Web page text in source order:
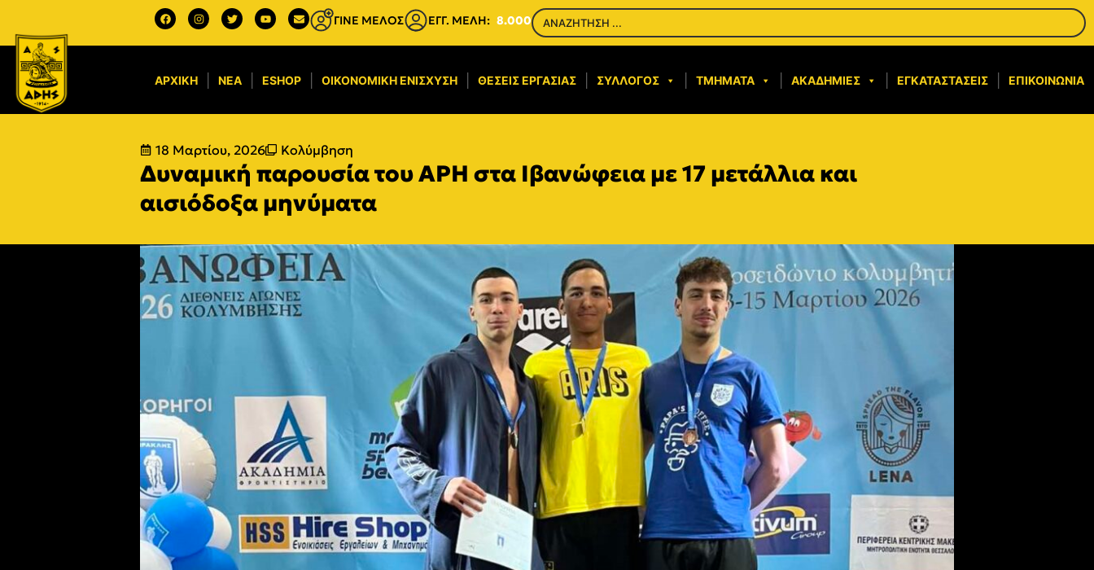
ΓΙΝΕ ΜΕΛΟΣ ΕΓΓ. ΜΕΛΗ: 8.000
ΑΡΧΙΚΉ ΝΈΑ ESHOP ΟΙΚΟΝΟΜΙΚΉ ΕΝΊΣΧΥΣΗ​ ΘΈΣΕΙΣ ΕΡΓΑΣΊΑΣ ΣΎΛΛΟΓΟΣ ΤΜΉΜΑΤΑ ΑΚΑΔΗΜΊΕΣ ΕΓΚΑΤΑΣΤΆΣΕΙΣ ΕΠΙΚΟΙΝΩΝΊΑ
18 Μαρτίου, 2026 Κολύμβηση
Δυναμική παρουσία του ΑΡΗ στα Ιβανώφεια με 17 μετάλλια και
αισιόδοξα μηνύματα